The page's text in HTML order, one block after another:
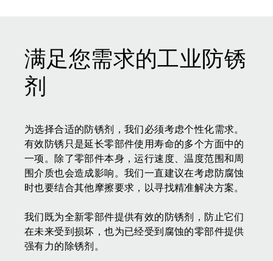
满足您需求的工业防锈
剂
为选择合适的防锈剂，我们必须考虑个性化需求。
有效防锈只是延长零部件使用寿命的多个方面中的
一项。除了零部件本身，运行速度、温度范围和周
围介质也会造成影响。我们一直建议在考虑防腐蚀
时也要结合其他摩擦要求，以寻找精准解决方案。
我们既为全新零部件提供有效的防锈剂，防止它们
在未来受到损坏，也为已经受到腐蚀的零部件提供
强有力的除锈剂。